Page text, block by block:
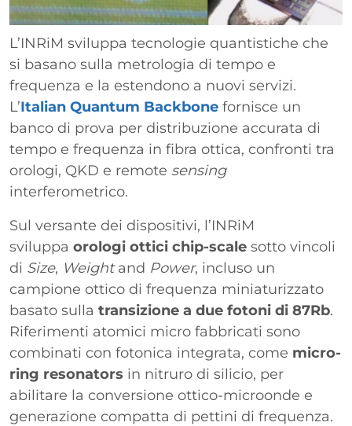
L’INRiM sviluppa tecnologie quantistiche che
si basano sulla metrologia di tempo e
frequenza e la estendono a nuovi servizi.
L’Italian Quantum Backbone fornisce un
banco di prova per distribuzione accurata di
tempo e frequenza in fibra ottica, confronti tra
orologi, QKD e remote sensing
interferometrico.
Sul versante dei dispositivi, l’INRiM
sviluppa orologi ottici chip-scale sotto vincoli
di Size, Weightand Power, incluso un
campione ottico di frequenza miniaturizzato
basato sulla transizione a due fotoni di 87Rb.
Riferimenti atomici micro fabbricati sono
combinati con fotonica integrata, come micro-
ring resonators in nitruro di silicio, per
abilitare la conversione ottico-microonde e
generazione compatta di pettini di frequenza.